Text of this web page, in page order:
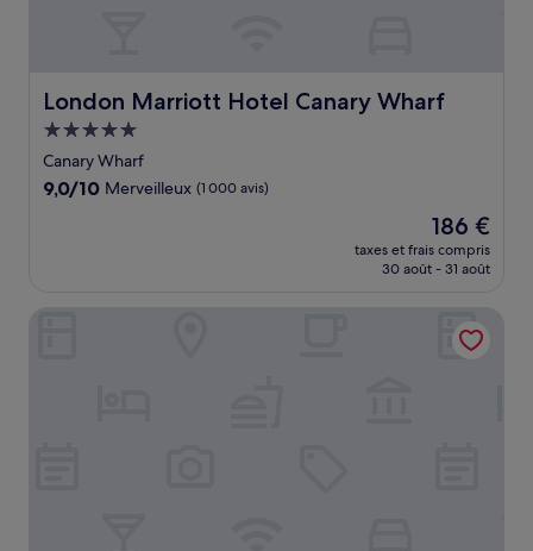
London Marriott Hotel Canary Wharf
London Marriott Hotel Canary Wharf
Hébergement
5.0 étoiles
Canary Wharf
9.0
9,0/10 Merveilleux (1 000 avis)
Le
nouveau
prix
de
186 €
186 €
taxes et frais compris
30 août - 31 août